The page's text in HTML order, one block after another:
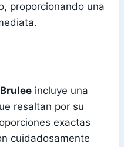
proporcionando una
incluye una
resaltan por su
exactas
cuidadosamente